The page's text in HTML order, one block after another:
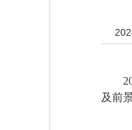
及前